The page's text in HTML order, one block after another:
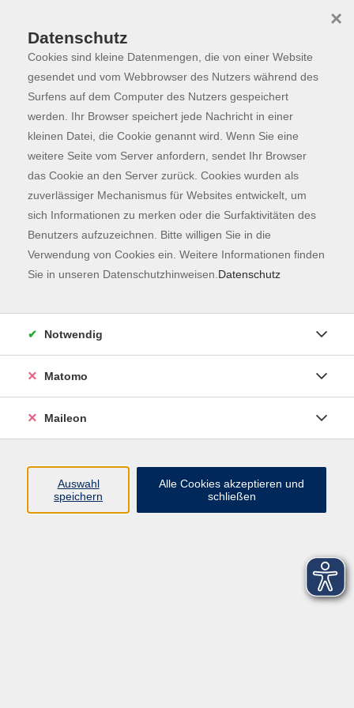
Skip to main content
Programm
Der Kurs konnte nicht gefunden werden.
Kontaktformular
Impressum
AGB
Datenschutzerklärung
Datenschutz
Cookies sind kleine Datenmengen, die von einer Website
gesendet und vom Webbrowser des Nutzers während des
Surfens auf dem Computer des Nutzers gespeichert
werden. Ihr Browser speichert jede Nachricht in einer
kleinen Datei, die Cookie genannt wird. Wenn Sie eine
weitere Seite vom Server anfordern, sendet Ihr Browser
das Cookie an den Server zurück. Cookies wurden als
zuverlässiger Mechanismus für Websites entwickelt, um
sich Informationen zu merken oder die Surfaktivitäten des
Benutzers aufzuzeichnen. Bitte willigen Sie in die
Verwendung von Cookies ein. Weitere Informationen finden
Sie in unseren Datenschutzhinweisen. Datenschutz
×
Notwendig
Matomo
Maileon
Auswahl
speichern
Alle Cookies akzeptieren und
schließen